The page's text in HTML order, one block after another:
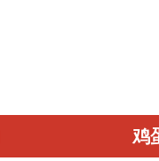
鸡